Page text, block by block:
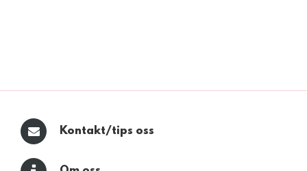
Kontakt/tips oss